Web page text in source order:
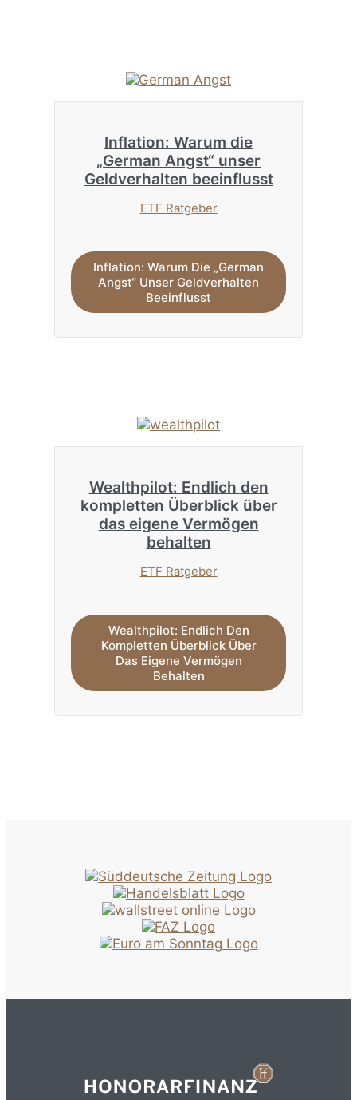
Inflation: Warum die
„German Angst“ unser
Geldverhalten beeinflusst
ETF Ratgeber
Inflation: Warum Die „German
Angst“ Unser Geldverhalten
Beeinflusst
Wealthpilot: Endlich den
kompletten Überblick über
das eigene Vermögen
behalten
ETF Ratgeber
Wealthpilot: Endlich Den
Kompletten Überblick Über
Das Eigene Vermögen
Behalten